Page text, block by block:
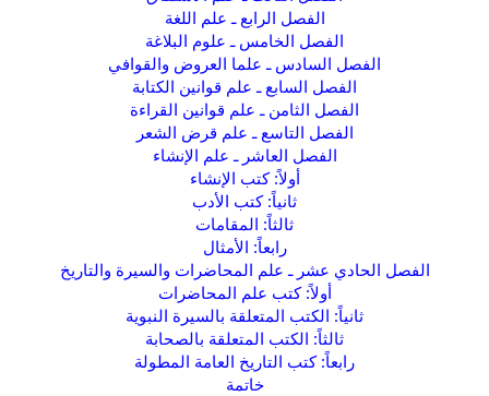
الفصل الرابع ـ علم اللغة
الفصل الخامس ـ علوم البلاغة
الفصل السادس ـ علما العروض والقوافي
الفصل السابع ـ علم قوانين الكتابة
الفصل الثامن ـ علم قوانين القراءة
الفصل التاسع ـ علم قرض الشعر
الفصل العاشر ـ علم الإنشاء
أولاً: كتب الإنشاء
ثانياً: كتب الأدب
ثالثاً: المقامات
رابعاً: الأمثال
الفصل الحادي عشر ـ علم المحاضرات والسيرة والتاريخ
أولاً: كتب علم المحاضرات
ثانياً: الكتب المتعلقة بالسيرة النبوية
ثالثاً: الكتب المتعلقة بالصحابة
رابعاً: كتب التاريخ العامة المطولة
خاتمة